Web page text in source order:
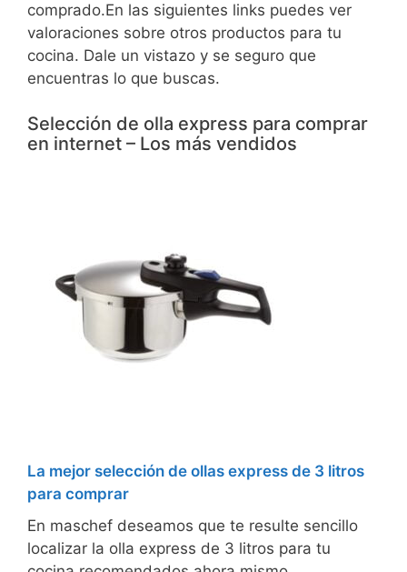
comprado.En las siguientes links puedes ver
valoraciones sobre otros productos para tu
cocina. Dale un vistazo y se seguro que
encuentras lo que buscas.
Selección de olla express para comprar
en internet – Los más vendidos
La mejor selección de ollas express de 3 litros
para comprar
En maschef deseamos que te resulte sencillo
localizar la olla express de 3 litros para tu